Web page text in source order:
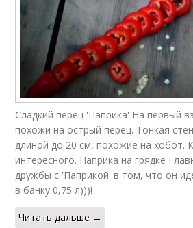
Сладкий перец 'Паприка' На первый
похожи на острый перец. Тонкая
длиной до 20 см, похожие на хобот.
интересного. Паприка на грядке
дружбы с 'Паприкой' в том, что он
в банку 0,75 л)))!
Читать дальше →